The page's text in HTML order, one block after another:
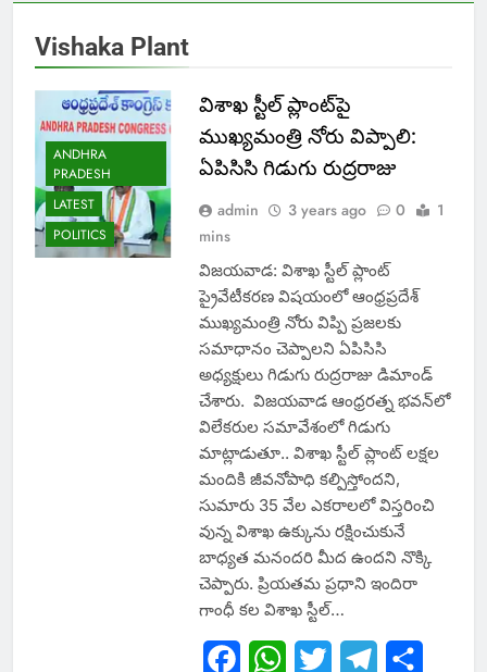
Vishaka Plant
ANDHRA
PRADESH
LATEST
POLITICS
విశాఖ స్టీల్‌ ప్లాంట్‌పై
ముఖ్యమంత్రి నోరు విప్పాలి:
ఏపిసిసి గిడుగు రుద్రరాజు
admin 3 years ago 0
1
mins
విజయవాడ: విశాఖ స్టీల్‌ ప్లాంట్‌
ప్రైవేటీకరణ విషయంలో ఆంధ్రప్రదేశ్‌
ముఖ్యమంత్రి నోరు విప్పి ప్రజలకు
సమాధానం చెప్పాలని ఏపిసిసి
అధ్యక్షులు గిడుగు రుద్రరాజు డిమాండ్
చేశారు. విజయవాడ ఆంధ్రరత్న భవన్‌లో
విలేకరుల సమావేశంలో గిడుగు
మాట్లాడుతూ.. విశాఖ స్టీల్‌ ప్లాంట్‌ లక్షల
మందికి జీవనోపాధి కల్పిస్తోందని,
సుమారు 35 వేల ఎకరాలలో విస్తరించి
వున్న విశాఖ ఉక్కును రక్షించుకునే
బాధ్యత మనందరి మీద ఉందని నొక్కి
చెప్పారు. ప్రియతమ ప్రధాని ఇందిరా
గాంధీ కల విశాఖ స్టీల్‌…
FacebookWhatsApp
Twitter Telegram